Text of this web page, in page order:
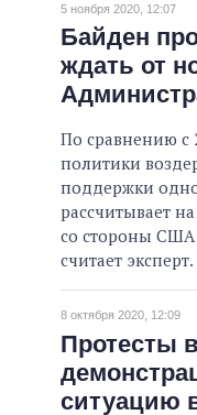
5 ноября 2020, 12:07
Байден
ждать от
По сравнению с
политики
поддержки
рассчитывает
со стороны
считает эксперт.
8 октября 2020, 12:09
Протесты
ситуацию